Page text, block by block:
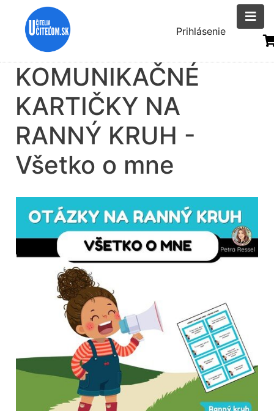
Menu
účtu
Prihlásenie
KOMUNIKAČNÉ
KARTIČKY NA
RANNÝ KRUH -
Všetko o mne